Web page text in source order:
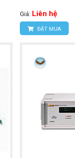
Giá: Liên hệ
ĐẶT MUA